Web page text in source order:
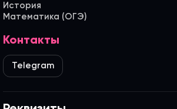
История
Математика (ОГЭ)
Контакты
Telegram